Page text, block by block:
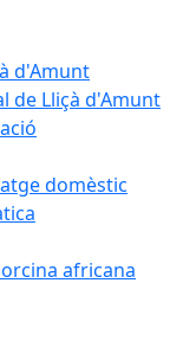
d'Amunt
de Lliçà d'Amunt
domèstic
africana